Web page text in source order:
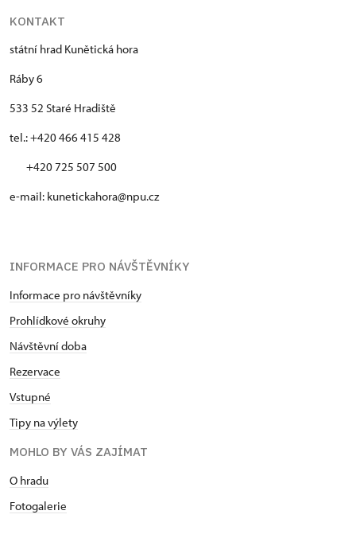
KONTAKT
státní hrad Kunětická hora
Ráby 6
533 52 Staré Hradiště
tel.: +420 466 415 428
+420 725 507 500
e-mail: kunetickahora@npu.cz
INFORMACE PRO NÁVŠTĚVNÍKY
Informace pro návštěvníky
Prohlídkové okruhy
Návštěvní doba
Rezervace
Vstupné
Tipy na výlety
MOHLO BY VÁS ZAJÍMAT
O hradu
Fotogalerie